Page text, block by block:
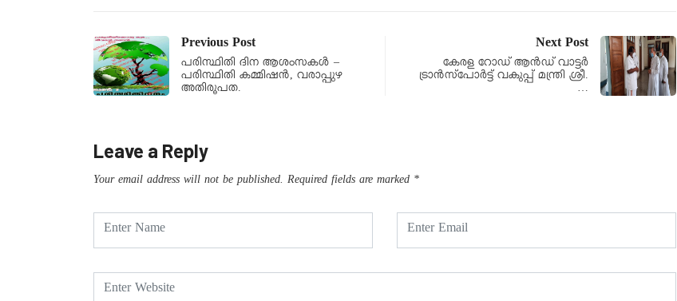
Previous Post
പരിസ്ഥിതി ദിന ആശംസകള്‍ –
പരിസ്ഥിതി കമ്മിഷന്‍, വരാപ്പുഴ
അതിരൂപത.
Next Post
കേരള റോഡ് ആൻഡ് വാട്ടർ
ട്രാൻസ്‌പോർട്ട് വകുപ്പ് മന്ത്രി ശ്രീ.
…
Leave a Reply
Your email address will not be published. Required fields are marked *